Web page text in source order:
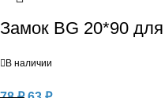
Замок BG 20*90
В наличии